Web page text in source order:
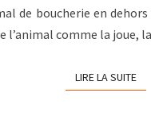
de boucherie en
l’animal comme la joue,
LIRE LA SUITE